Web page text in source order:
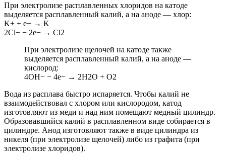
При электролизе расплавленных хлоридов на катоде
выделяется расплавленный калий, а на аноде — хлор:
K+ + e− → K
2Cl− − 2e− → Cl2
При электролизе щелочей на катоде также
выделяется расплавленный калий, а на аноде —
кислород:
4OH− − 4e− → 2H2O + O2
Вода из расплава быстро испаряется. Чтобы калий не
взаимодействовал с хлором или кислородом, катод
изготовляют из меди и над ним помещают медный цилиндр.
Образовавшийся калий в расплавленном виде собирается в
цилиндре. Анод изготовляют также в виде цилиндра из
никеля (при электролизе щелочей) либо из графита (при
электролизе хлоридов).